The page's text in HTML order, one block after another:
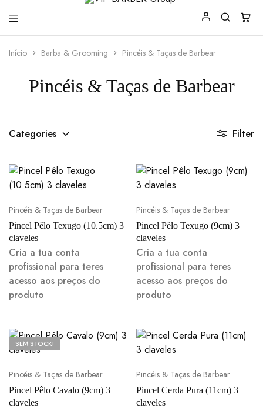
BARBER
para
Início Barba & Grooming Pincéis & Taças de Barbear
Pincéis & Taças de Barbear
Categories Filter
Pincéis & Taças de Barbear
Pincel Pêlo Texugo (10.5cm) 3
claveles
Cria a tua conta
profissional para teres
acesso aos preços do
produto
Pincéis & Taças de Barbear
Pincel Pêlo Texugo (9cm) 3
claveles
Cria a tua conta
profissional para teres
acesso aos preços do
produto
SEM STOCK!
Pincéis & Taças de Barbear
Pincel Pêlo Cavalo (9cm) 3
claveles
Pincéis & Taças de Barbear
Pincel Cerda Pura (11cm) 3
claveles